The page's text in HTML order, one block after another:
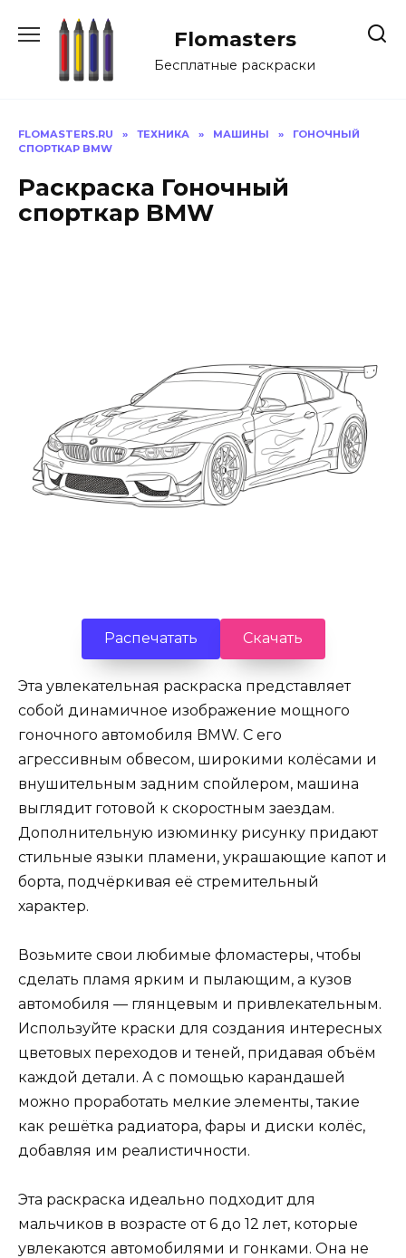
Flomasters
Бесплатные раскраски
FLOMASTERS.RU » ТЕХНИКА » МАШИНЫ »
ГОНОЧНЫЙ
СПОРТКАР BMW
Раскраска Гоночный
спорткар BMW
Распечатать Скачать
Эта увлекательная раскраска представляет
собой динамичное изображение мощного
гоночного автомобиля BMW. С его
агрессивным обвесом, широкими колёсами и
внушительным задним спойлером, машина
выглядит готовой к скоростным заездам.
Дополнительную изюминку рисунку придают
стильные языки пламени, украшающие капот и
борта, подчёркивая её стремительный
характер.
Возьмите свои любимые фломастеры, чтобы
сделать пламя ярким и пылающим, а кузов
автомобиля — глянцевым и привлекательным.
Используйте краски для создания интересных
цветовых переходов и теней, придавая объём
каждой детали. А с помощью карандашей
можно проработать мелкие элементы, такие
как решётка радиатора, фары и диски колёс,
добавляя им реалистичности.
Эта раскраска идеально подходит для
мальчиков в возрасте от 6 до 12 лет, которые
увлекаются автомобилями и гонками. Она не